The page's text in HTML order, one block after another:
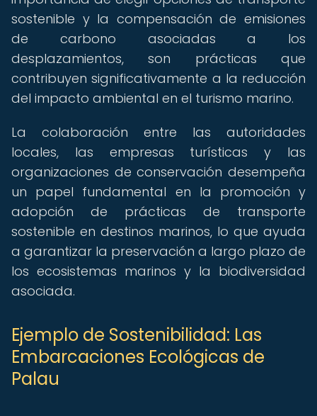
sostenible y la compensación de emisiones
de carbono asociadas a los
desplazamientos, son prácticas que
contribuyen significativamente a la reducción
del impacto ambiental en el turismo marino.
La colaboración entre las autoridades
locales, las empresas turísticas y las
organizaciones de conservación desempeña
un papel fundamental en la promoción y
adopción de prácticas de transporte
sostenible en destinos marinos, lo que ayuda
a garantizar la preservación a largo plazo de
los ecosistemas marinos y la biodiversidad
asociada.
Ejemplo de Sostenibilidad: Las
Embarcaciones Ecológicas de
Palau